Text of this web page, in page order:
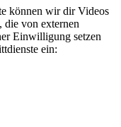
können wir dir Videos
die von externen
Einwilligung setzen
ein: